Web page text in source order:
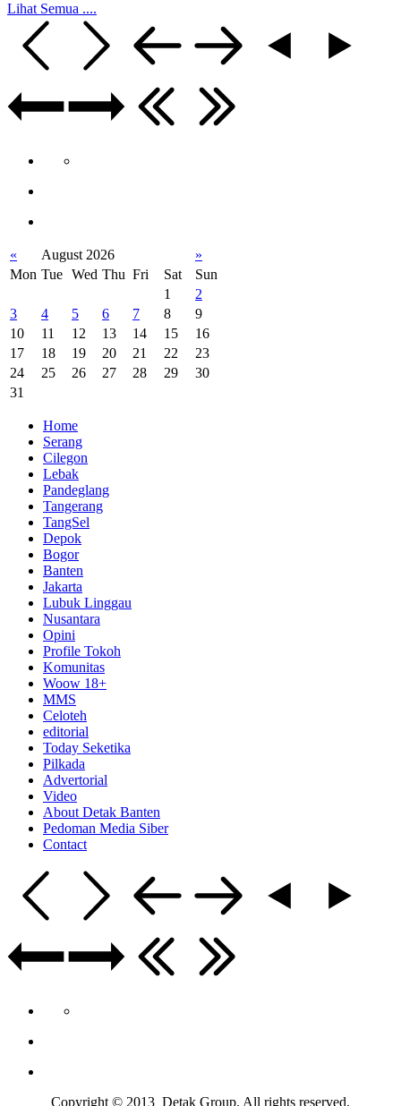
Lihat Semua ....
« August 2026
»
Mon Tue Wed Thu Fri Sat
Sun
1
2
3
4 5 6 7 8
9
10
11 12 13 14 15
16
17
18 19 20 21 22
23
24
25 26 27 28 29
30
31
Home
Serang
Cilegon
Lebak
Pandeglang
Tangerang
TangSel
Depok
Bogor
Banten
Jakarta
Lubuk Linggau
Nusantara
Opini
Profile Tokoh
Komunitas
Woow 18+
MMS
Celoteh
editorial
Today Seketika
Pilkada
Advertorial
Video
About Detak Banten
Pedoman Media Siber
Contact
Copyright © 2013 Detak Group. All rights reserved.